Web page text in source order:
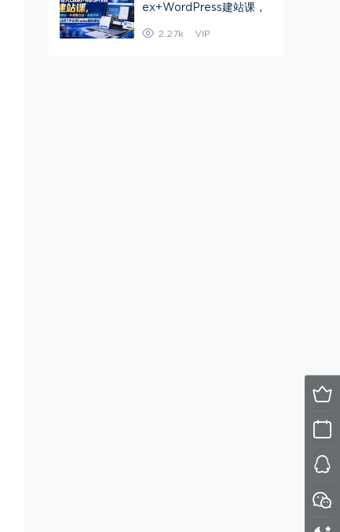
ex+WordPress建站课，
接 2.27k VIP